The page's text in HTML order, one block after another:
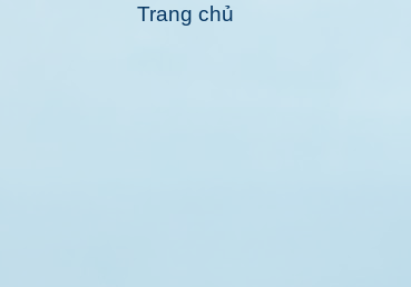
Trang chủ